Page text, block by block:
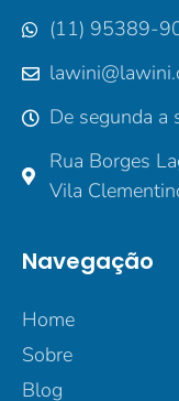
(11) 95389-
De segunda a
Rua Borges
Vila
Navegação
Home
Sobre
Blog